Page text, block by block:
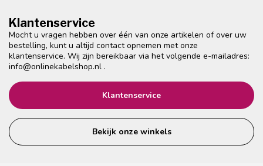
Klantenservice
Mocht u vragen hebben over één van onze artikelen of over uw
bestelling, kunt u altijd contact opnemen met onze
klantenservice. Wij zijn bereikbaar via het volgende e-mailadres:
info@onlinekabelshop.nl .
Klantenservice
Bekijk onze winkels